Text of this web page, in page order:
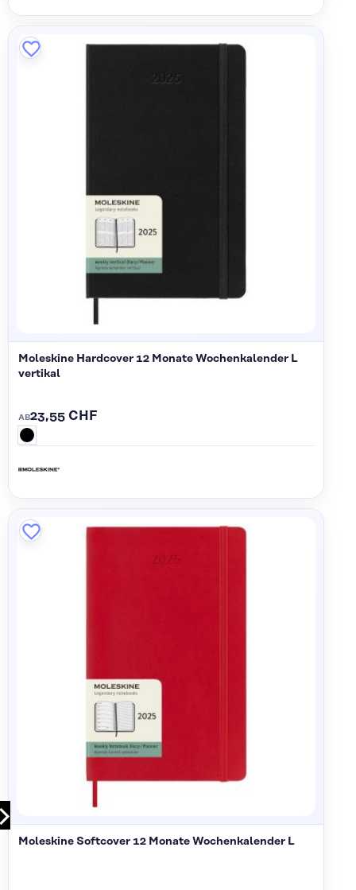
Moleskine Hardcover 12 Monate Wochenkalender L
vertikal
AB23,55 CHF
Moleskine Softcover 12 Monate Wochenkalender L